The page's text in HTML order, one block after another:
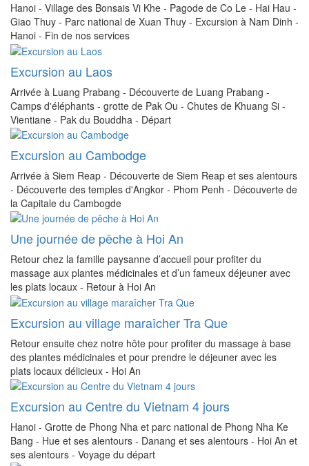
Hanoi - Village des Bonsais Vi Khe - Pagode de Co Le - Hai Hau -
Giao Thuy - Parc national de Xuan Thuy - Excursion à Nam Dinh -
Hanoi - Fin de nos services
Excursion au Laos
Arrivée à Luang Prabang - Découverte de Luang Prabang -
Camps d'éléphants - grotte de Pak Ou - Chutes de Khuang Si -
Vientiane - Pak du Bouddha - Départ
Excursion au Cambodge
Arrivée à Siem Reap - Découverte de Siem Reap et ses alentours
- Découverte des temples d'Angkor - Phom Penh - Découverte de
la Capitale du Cambogde
Une journée de pêche à Hoi An
Retour chez la famille paysanne d’accueil pour profiter du
massage aux plantes médicinales et d’un fameux déjeuner avec
les plats locaux - Retour à Hoi An
Excursion au village maraîcher Tra Que
Retour ensuite chez notre hôte pour profiter du massage à base
des plantes médicinales et pour prendre le déjeuner avec les
plats locaux délicieux - Hoi An
Excursion au Centre du Vietnam 4 jours
Hanoi - Grotte de Phong Nha et parc national de Phong Nha Ke
Bang - Hue et ses alentours - Danang et ses alentours - Hoi An et
ses alentours - Voyage du départ